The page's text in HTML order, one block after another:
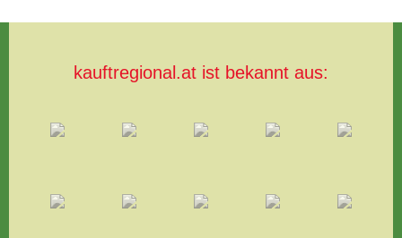
kauftregional.at ist bekannt aus: